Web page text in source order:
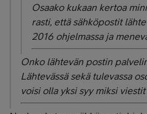
Osaako kukaan kertoa
rasti, että sähköpostit
2016 ohjelmassa ja
Onko lähtevän postin
Lähtevässä sekä tulevassa
voisi olla yksi syy miksi